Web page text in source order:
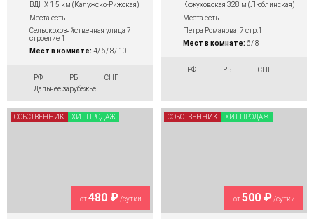
ВДНХ 1,5 км (Калужско-Рижская)
Места есть
Сельскохозяйственная улица 7
строение 1
Мест в комнате: 4/ 6/ 8/ 10
РФ РБ
СНГ
Дальнее зарубежье
Кожуховская 328 м (Люблинская)
Места есть
Петра Романова, 7 стр.1
Мест в комнате: 6/ 8
РФ РБ СНГ
от480 ₽/сутки
СОБСТВЕННИК ХИТ ПРОДАЖ
от500 ₽/сутки
СОБСТВЕННИК ХИТ ПРОДАЖ